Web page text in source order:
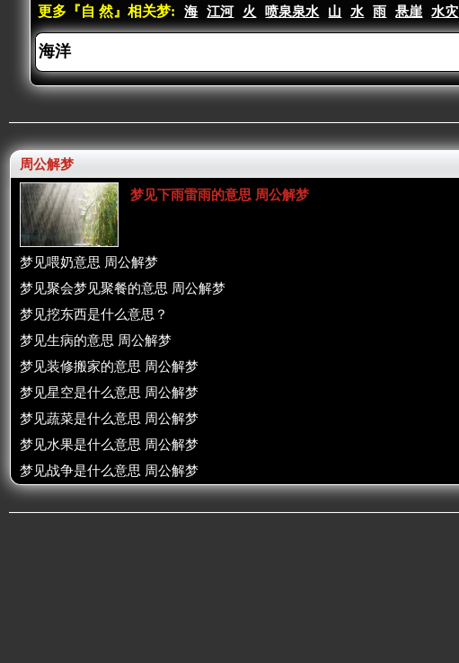
更多『自 然』相关梦: 海 江河 火 喷泉泉水 山 水 雨 悬崖 水灾
周公解梦
梦见下雨雷雨的意思 周公解梦
梦见喂奶意思 周公解梦
梦见聚会梦见聚餐的意思 周公解梦
梦见挖东西是什么意思？
梦见生病的意思 周公解梦
梦见装修搬家的意思 周公解梦
梦见星空是什么意思 周公解梦
梦见蔬菜是什么意思 周公解梦
梦见水果是什么意思 周公解梦
梦见战争是什么意思 周公解梦